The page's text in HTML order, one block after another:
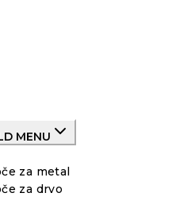
MENU
za metal
za drvo